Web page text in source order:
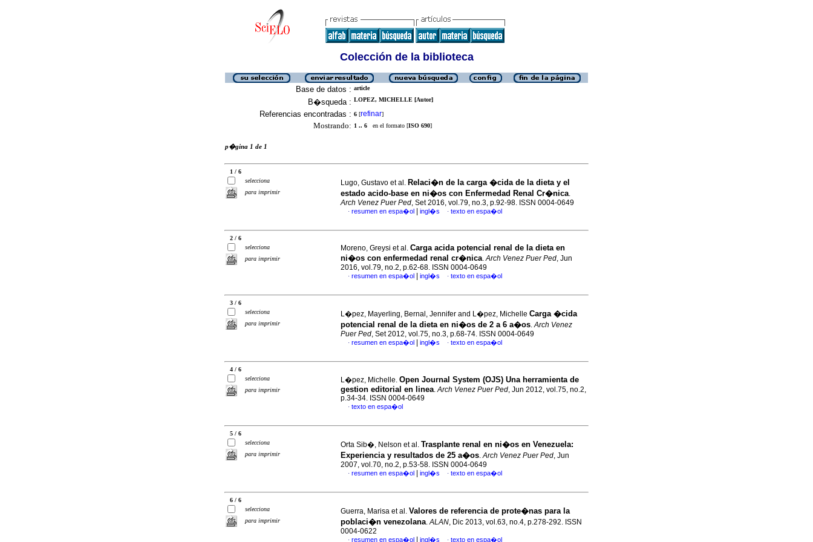
Colección de la biblioteca
Base de datos : article
B�squeda : LOPEZ, MICHELLE [Autor]
Referencias encontradas : 6 [refinar]
Mostrando: 1 .. 6 en el formato [ISO 690]
p�gina 1 de 1
1 / 6
selecciona
para imprimir
Lugo, Gustavo et al. Relaci�n de la carga �cida de la dieta y el
estado acido-base en ni�os con Enfermedad Renal Cr�nica.
Arch Venez Puer Ped, Set 2016, vol.79, no.3, p.92-98. ISSN 0004-0649
· resumen en espa�ol ingl�s · texto en espa�ol
2 / 6
selecciona
para imprimir
Moreno, Greysi et al. Carga acida potencial renal de la dieta en
ni�os con enfermedad renal cr�nica.Arch Venez Puer Ped, Jun
2016, vol.79, no.2, p.62-68. ISSN 0004-0649
· resumen en espa�ol ingl�s · texto en espa�ol
3 / 6
selecciona
para imprimir
L�pez, Mayerling, Bernal, Jennifer and L�pez, Michelle Carga �cida
potencial renal de la dieta en ni�os de 2 a 6 a�os.Arch Venez
Puer Ped, Set 2012, vol.75, no.3, p.68-74. ISSN 0004-0649
· resumen en espa�ol ingl�s · texto en espa�ol
4 / 6
selecciona
para imprimir
L�pez, Michelle. Open Journal System (OJS) Una herramienta de
gestion editorial en linea.Arch Venez Puer Ped, Jun 2012, vol.75, no.2,
p.34-34. ISSN 0004-0649
· texto en espa�ol
5 / 6
selecciona
para imprimir
Orta Sib�, Nelson et al. Trasplante renal en ni�os en Venezuela:
Experiencia y resultados de 25 a�os.Arch Venez Puer Ped, Jun
2007, vol.70, no.2, p.53-58. ISSN 0004-0649
· resumen en espa�ol ingl�s · texto en espa�ol
6 / 6
selecciona
para imprimir
Guerra, Marisa et al. Valores de referencia de prote�nas para la
poblaci�n venezolana.ALAN, Dic 2013, vol.63, no.4, p.278-292. ISSN
0004-0622
· resumen en espa�ol ingl�s · texto en espa�ol